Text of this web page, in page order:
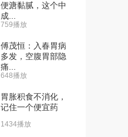
便溏黏腻，这个中
成...
759播放
傅茂恒：入春胃病
多发，空腹胃部隐
痛...
648播放
胃胀积食不消化，
记住一个便宜药
1434播放